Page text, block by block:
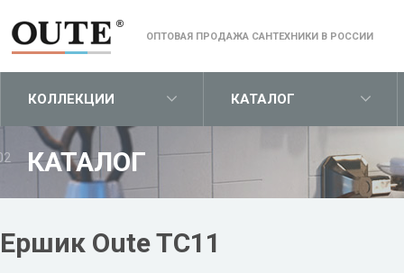
ОПТОВАЯ ПРОДАЖА САНТЕХНИКИ В РОССИИ
КОЛЛЕКЦИИ КАТАЛОГ
КАТАЛОГ
Ершик Oute TC11